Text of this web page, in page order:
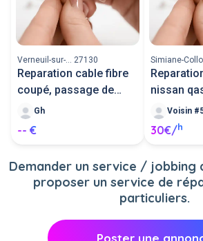
Verneuil-sur-... 27130
Reparation cable fibre
coupé, passage de
cable co
Gh
-- €
Simiane-
nissan
sifflement
30€/h
Demander un service / jobbing
proposer un service de
particuliers.
Poster une